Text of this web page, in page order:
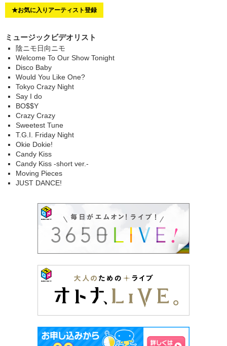
★お気に入りアーティスト登録
ミュージックビデオリスト
陰ニモ日向ニモ
Welcome To Our Show Tonight
Disco Baby
Would You Like One?
Tokyo Crazy Night
Say I do
BO$$Y
Crazy Crazy
Sweetest Tune
T.G.I. Friday Night
Okie Dokie!
Candy Kiss
Candy Kiss -short ver.-
Moving Pieces
JUST DANCE!